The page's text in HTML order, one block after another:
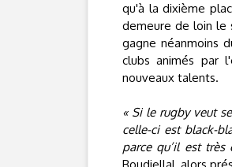
qu'à la dixième
demeure de loin le
gagne néanmoins
clubs animés par
nouveaux talents.
« Si le rugby veut
celle-ci est black-
parce qu’il est